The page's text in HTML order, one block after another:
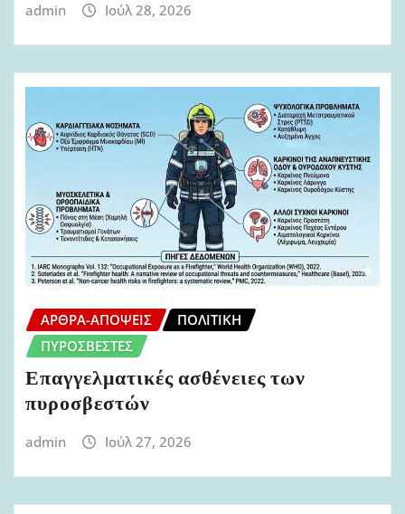
admin Ιούλ 28, 2026
ΆΡΘΡΑ-ΑΠΌΨΕΙΣ
ΠΟΛΙΤΙΚΉ
ΠΥΡΟΣΒΈΣΤΕΣ
Επαγγελματικές ασθένειες των
πυροσβεστών
admin Ιούλ 27, 2026